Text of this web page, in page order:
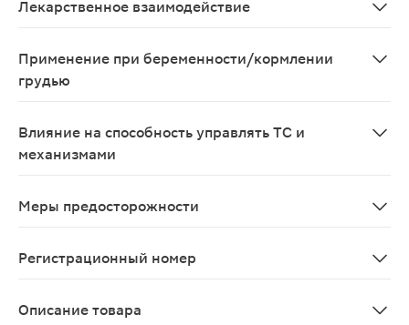
Лекарственное взаимодействие
Применение при беременности/кормлении
грудью
Влияние на способность управлять ТС и
механизмами
Меры предосторожности
Регистрационный номер
Описание товара